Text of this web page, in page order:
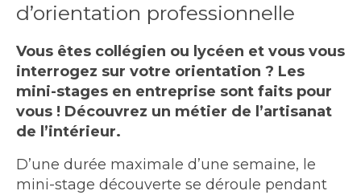
d’orientation professionnelle
Vous êtes collégien ou lycéen et vous vous
interrogez sur votre orientation ? Les
mini-stages en entreprise sont faits pour
vous ! Découvrez un métier de l’artisanat
de l’intérieur.
D’une durée maximale d’une semaine, le
mini-stage découverte se déroule pendant